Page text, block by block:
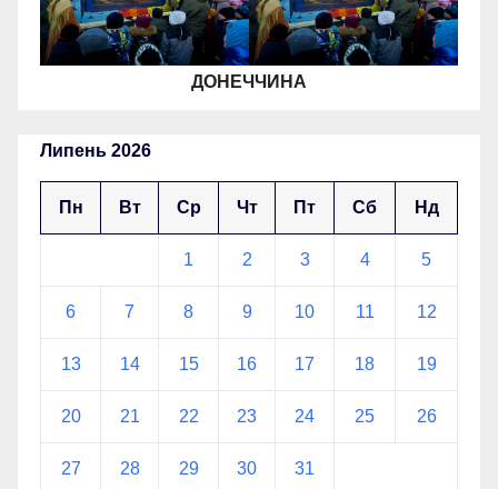
ДОНЕЧЧИНА
Липень 2026
Пн Вт Ср Чт Пт Сб Нд
1 2 3 4 5
6 7 8 9 10 11 12
13 14 15 16 17 18 19
20 21 22 23 24 25 26
27 28 29 30 31